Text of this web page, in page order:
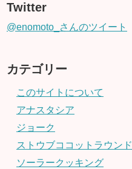
Twitter
@enomoto_さんのツイート
カテゴリー
このサイトについて
アナスタシア
ジョーク
ストウブココットラウンド
ソーラークッキング